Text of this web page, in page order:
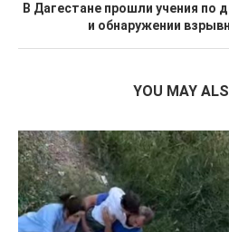
В Дагестане прошли учения по
и обнаружении
YOU MAY